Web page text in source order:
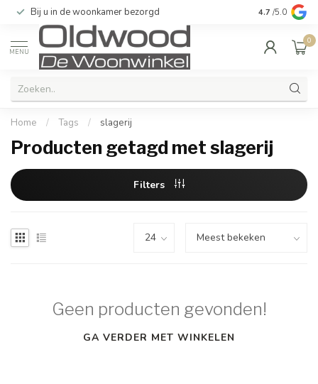
Bij u in de woonkamer bezorgd Kwaliteit &
4.7 /5.0
MENU
0
Home / Tags / slagerij
Producten getagd met slagerij
Filters
Geen producten gevonden!
GA VERDER MET WINKELEN